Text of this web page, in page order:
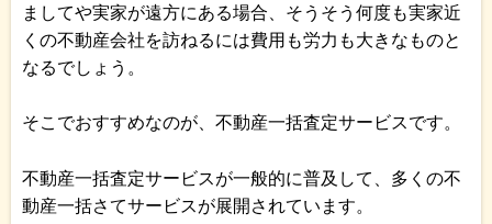
ましてや実家が遠方にある場合、そうそう何度も実家近
くの不動産会社を訪ねるには費用も労力も大きなものと
なるでしょう。
そこでおすすめなのが、不動産一括査定サービスです。
不動産一括査定サービスが一般的に普及して、多くの不
動産一括さてサービスが展開されています。